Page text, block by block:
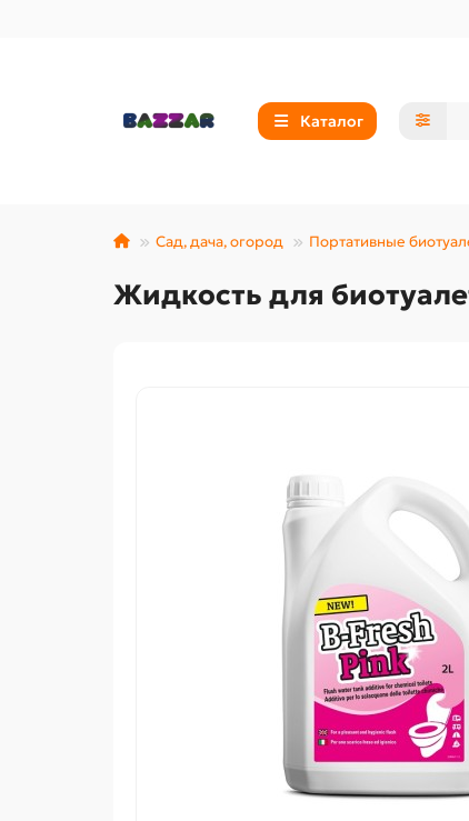
Каталог
Сад, дача, огород Портативные
Жидкость для